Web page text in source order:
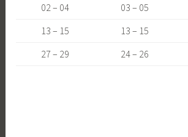
02 – 04
03 – 05
13 – 15
13 – 15
27 – 29
24 – 26